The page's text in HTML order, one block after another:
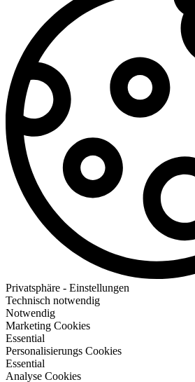
Privatsphäre - Einstellungen
Technisch notwendig
Notwendig
Marketing Cookies
Essential
Personalisierungs Cookies
Essential
Analyse Cookies